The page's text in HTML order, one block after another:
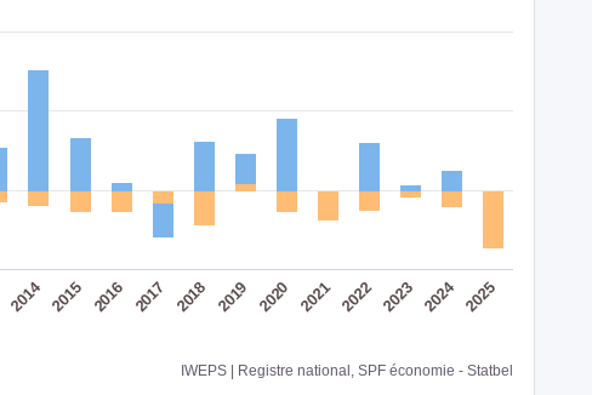
2014 2015 2016 2017 2018 2019 2020 2021 2022 2023 2024 2025
IWEPS | Registre national, SPF économie - Statbel